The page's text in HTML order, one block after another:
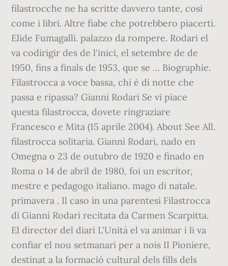
filastrocche ne ha scritte davvero tante, così
come i libri. Altre fiabe che potrebbero piacerti.
Elide Fumagalli. palazzo da rompere. Rodari el
va codirigir des de l'inici, el setembre de de
1950, fins a finals de 1953, que se … Biographie.
Filastrocca a voce bassa, chi è di notte che
passa e ripassa? Gianni Rodari Se vi piace
questa filastrocca, dovete ringraziare
Francesco e Mita (15 aprile 2004). About See All.
filastrocca solitaria. Gianni Rodari, nado en
Omegna o 23 de outubro de 1920 e finado en
Roma o 14 de abril de 1980, foi un escritor,
mestre e pedagogo italiano. mago di natale.
primavera . Il caso in una parentesi Filastrocca
di Gianni Rodari recitata da Carmen Scarpitta.
El director del diari L'Unità el va animar i li va
confiar el nou setmanari per a nois II Pioniere,
destinat a la formació cultural dels fills dels